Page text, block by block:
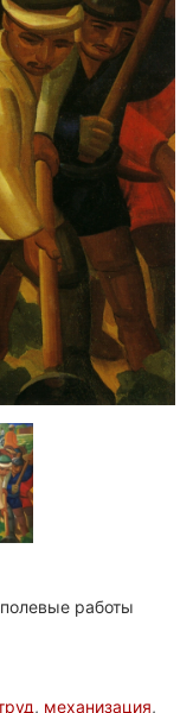
работы
, механизация,